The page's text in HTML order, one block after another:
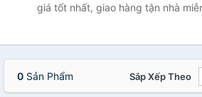
giá tốt nhất, giao hàng tận nhà
0 Sản Phẩm Sắp Xếp Theo